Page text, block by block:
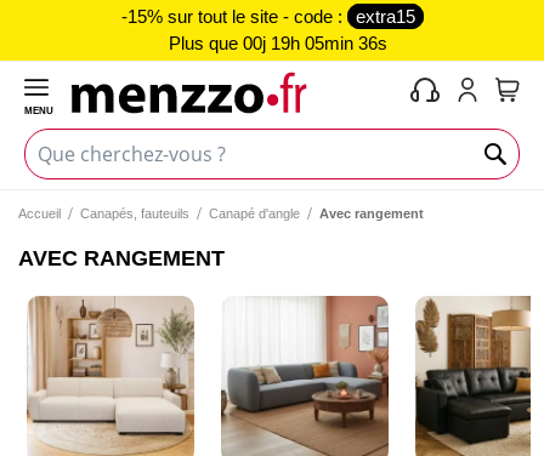
-15% sur tout le site - code :
extra15
Plus que 00j 19h 05min 36s
MENU
Accueil Canapés, fauteuils Canapé d'angle Avec rangement
AVEC RANGEMENT